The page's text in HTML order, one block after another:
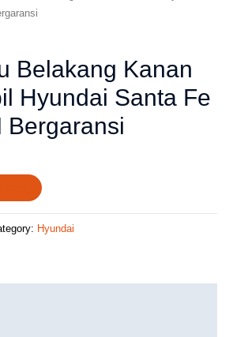
Belakang Kanan
Hyundai Santa Fe
Bergaransi
Hyundai